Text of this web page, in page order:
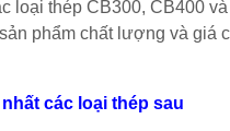
loại thép CB300, CB400
phẩm chất lượng và giá
các loại thép sau